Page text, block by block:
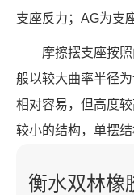
支座反力；AG为支
摩擦摆支座按
般以较大曲率半径
相对容易，但高度
较小的结构，单摆结
衡水双林橡